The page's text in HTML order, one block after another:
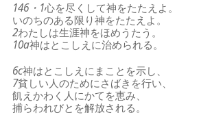
146・1心を尽くして神をたたえよ。
いのちのある限り神をたたえよ。
2わたしは生涯神をほめうたう。
10a神はとこしえに治められる。
6c神はとこしえにまことを示し、
7貧しい人のためにさばきを行い、
飢えかわく人にかてを恵み、
捕らわれびとを解放される。